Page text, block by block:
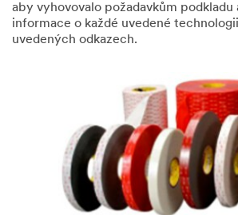
aby vyhovovalo požadavkům podkladu
informace o každé uvedené
uvedených odkazech.